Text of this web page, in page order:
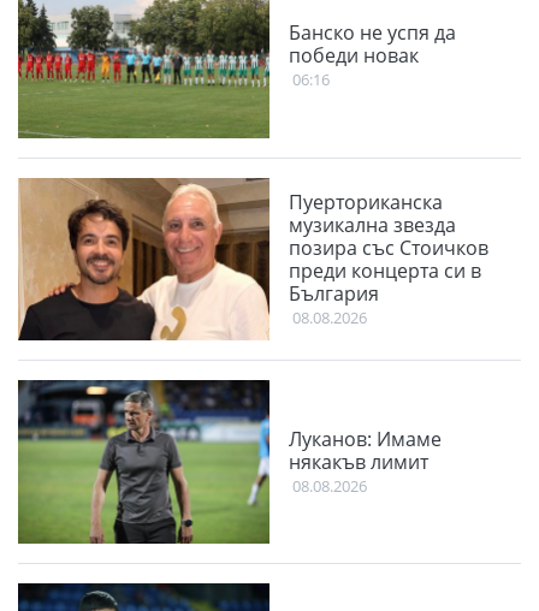
Банско не успя да
победи новак
06:16
Пуерториканска
музикална звезда
позира със Стоичков
преди концерта си в
България
08.08.2026
Луканов: Имаме
някакъв лимит
08.08.2026